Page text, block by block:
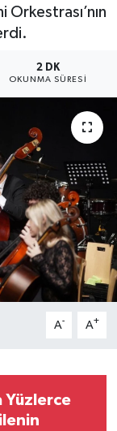
2 DK
OKUNMA SÜRESI
A- A+
Yüzlerce